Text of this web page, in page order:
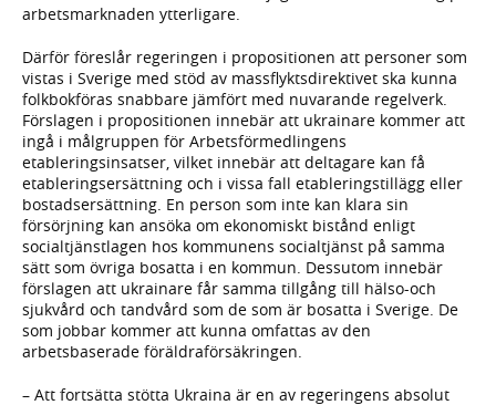
arbetsmarknaden ytterligare.
Därför föreslår regeringen i propositionen att personer som
vistas i Sverige med stöd av massflyktsdirektivet ska kunna
folkbokföras snabbare jämfört med nuvarande regelverk.
Förslagen i propositionen innebär att ukrainare kommer att
ingå i målgruppen för Arbetsförmedlingens
etableringsinsatser, vilket innebär att deltagare kan få
etableringsersättning och i vissa fall etableringstillägg eller
bostadsersättning. En person som inte kan klara sin
försörjning kan ansöka om ekonomiskt bistånd enligt
socialtjänstlagen hos kommunens socialtjänst på samma
sätt som övriga bosatta i en kommun. Dessutom innebär
förslagen att ukrainare får samma tillgång till hälso-och
sjukvård och tandvård som de som är bosatta i Sverige. De
som jobbar kommer att kunna omfattas av den
arbetsbaserade föräldraförsäkringen.
– Att fortsätta stötta Ukraina är en av regeringens absolut